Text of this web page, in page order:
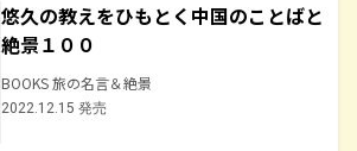
悠久の教えをひもとく中国のことばと
絶景１００
BOOKS 旅の名言＆絶景
2022.12.15 発売